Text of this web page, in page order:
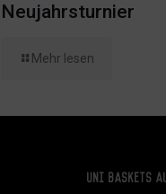
Neujahrsturnier
Mehr lesen
Uni Baskets